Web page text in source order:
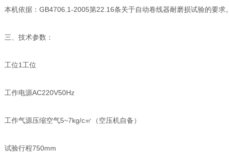
本机依据：GB4706.1-2005第22.16条关于自动卷线器耐磨损试验的要求。
三、技术参数：
工位1工位
工作电源AC220V50Hz
工作气源压缩空气5~7kg/c㎡（空压机自备）
试验行程750mm